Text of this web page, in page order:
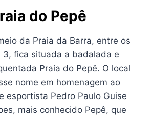
do Pepê
da Praia da Barra, entre os
3, fica situada a badalada e
Praia do Pepê. O local
nome em homenagem ao
esportista Pedro Paulo Guise
mais conhecido Pepê, que